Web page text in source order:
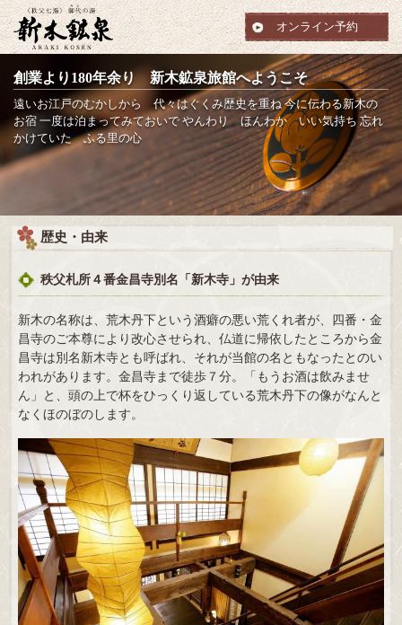
オンライン予約
創業より180年余り 新木鉱泉旅館へようこそ
遠いお江戸のむかしから 代々はぐくみ歴史を重ね今に伝わる新木の
お宿 一度は泊まってみておいで やんわり ほんわか いい気持ち忘れ
かけていた ふる里の心
歴史・由来
秩父札所４番金昌寺別名「新木寺」が由来
新木の名称は、荒木丹下という酒癖の悪い荒くれ者が、四番・金
昌寺のご本尊により改心させられ、仏道に帰依したところから金
昌寺は別名新木寺とも呼ばれ、それが当館の名ともなったとのい
われがあります。金昌寺まで徒歩７分。「もうお酒は飲みませ
ん」と、頭の上で杯をひっくり返している荒木丹下の像がなんと
なくほのぼのします。